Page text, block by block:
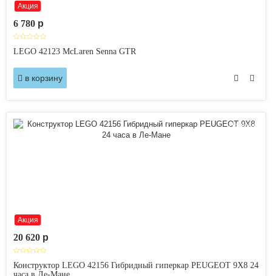
Акция
6 780 p
LEGO 42123 McLaren Senna GTR
в корзину
Акция
Новинка
20 620 p
Конструктор LEGO 42156 Гибридный гиперкар PEUGEOT 9X8 24